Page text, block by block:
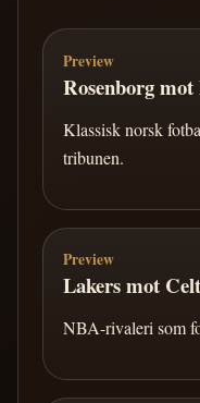
Preview
Rosenborg
Klassisk norsk
tribunen.
Preview
Lakers mot
NBA-rivaleri som